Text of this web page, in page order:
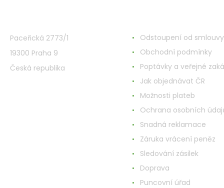
Paceřická 2773/1
19300 Praha 9
Česká republika
Odstoupení od smlouvy
Obchodní podmínky
Poptávky a veřejné
Jak objednávat ČR
Možnosti plateb
Ochrana osobních
Snadná reklamace
Záruka vrácení peněz
Sledování zásilek
Doprava
Puncovní úřad